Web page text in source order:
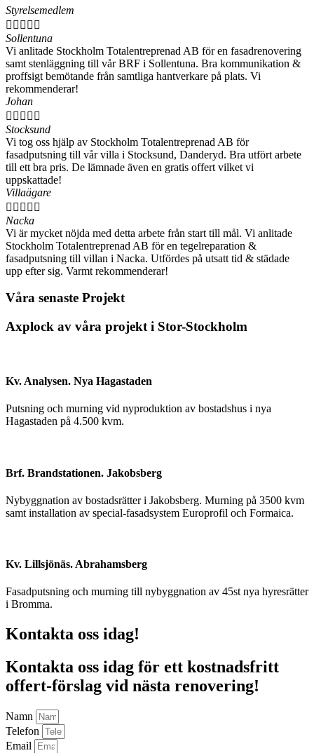
Styrelsemedlem
    
Sollentuna
Vi anlitade Stockholm Totalentreprenad AB för en fasadrenovering
samt stenläggning till vår BRF i Sollentuna. Bra kommunikation &
proffsigt bemötande från samtliga hantverkare på plats. Vi
rekommenderar!
Johan
    
Stocksund
Vi tog oss hjälp av Stockholm Totalentreprenad AB för
fasadputsning till vår villa i Stocksund, Danderyd. Bra utfört arbete
till ett bra pris. De lämnade även en gratis offert vilket vi
uppskattade!
Villaägare
    
Nacka
Vi är mycket nöjda med detta arbete från start till mål. Vi anlitade
Stockholm Totalentreprenad AB för en tegelreparation &
fasadputsning till villan i Nacka. Utfördes på utsatt tid & städade
upp efter sig. Varmt rekommenderar!
Våra senaste Projekt
Axplock av våra projekt i Stor-Stockholm
Kv. Analysen. Nya Hagastaden
Putsning och murning vid nyproduktion av bostadshus i nya
Hagastaden på 4.500 kvm.
Brf. Brandstationen. Jakobsberg
Nybyggnation av bostadsrätter i Jakobsberg. Murning på 3500 kvm
samt installation av special-fasadsystem Europrofil och Formaica.
Kv. Lillsjönäs. Abrahamsberg
Fasadputsning och murning till nybyggnation av 45st nya hyresrätter
i Bromma.
Kontakta oss idag!
Kontakta oss idag för ett kostnadsfritt
offert-förslag vid nästa renovering!
Namn
Telefon
Email